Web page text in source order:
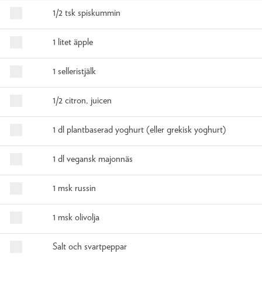
1/2 tsk spiskummin
1 litet äpple
1 selleristjälk
1/2 citron, juicen
1 dl plantbaserad yoghurt (eller grekisk yoghurt)
1 dl vegansk majonnäs
1 msk russin
1 msk olivolja
Salt och svartpeppar